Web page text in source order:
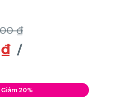
₫
/
Giảm 20%